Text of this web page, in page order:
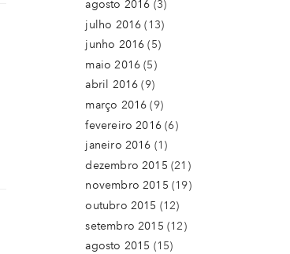
agosto 2016 (3)
julho 2016 (13)
junho 2016 (5)
maio 2016 (5)
abril 2016 (9)
março 2016 (9)
fevereiro 2016(6)
janeiro 2016 (1)
dezembro 2015 (21)
novembro 2015 (19)
outubro 2015 (12)
setembro 2015 (12)
agosto 2015 (15)